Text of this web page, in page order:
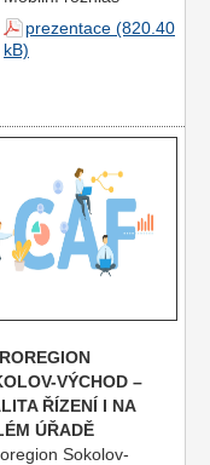
prezentace
VÝCHOD –
ŘÍZENÍ I NA
ÚŘADĚ
Sokolov-